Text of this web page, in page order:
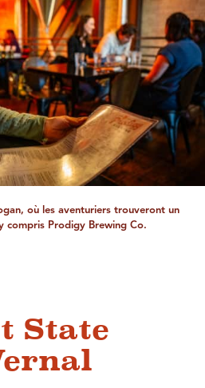
où les aventuriers trouveront un
compris Prodigy Brewing Co.
State